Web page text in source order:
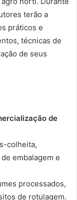
terão a
práticos e
técnicas de
de seus
de
colheita,
embalagem e
processados,
de rotulagem.